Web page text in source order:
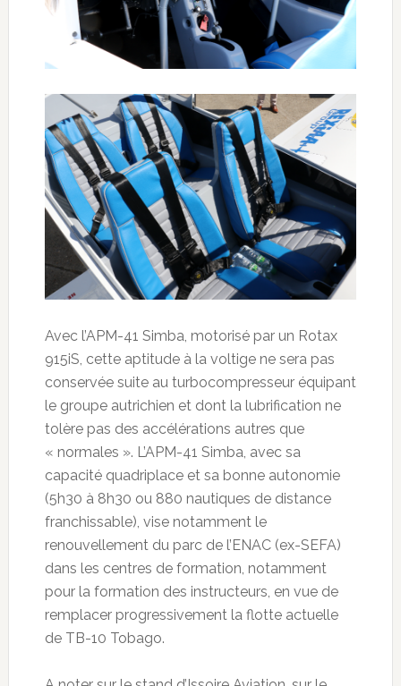
Avec l’APM-41 Simba, motorisé par un Rotax
915iS, cette aptitude à la voltige ne sera pas
conservée suite au turbocompresseur équipant
le groupe autrichien et dont la lubrification ne
tolère pas des accélérations autres que
« normales ». L’APM-41 Simba, avec sa
capacité quadriplace et sa bonne autonomie
(5h30 à 8h30 ou 880 nautiques de distance
franchissable), vise notamment le
renouvellement du parc de l’ENAC (ex-SEFA)
dans les centres de formation, notamment
pour la formation des instructeurs, en vue de
remplacer progressivement la flotte actuelle
de TB-10 Tobago.